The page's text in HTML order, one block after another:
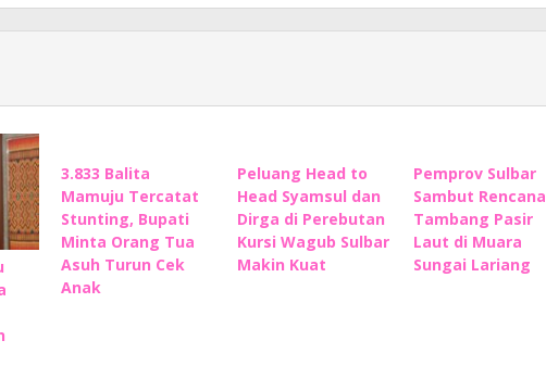
3.833 Balita
Mamuju Tercatat
Stunting, Bupati
Minta Orang Tua
Asuh Turun Cek
Anak
Peluang Head to
Head Syamsul dan
Dirga di Perebutan
Kursi Wagub Sulbar
Makin Kuat
Pemprov Sulbar
Sambut Rencana
Tambang Pasir
Laut di Muara
Sungai Lariang